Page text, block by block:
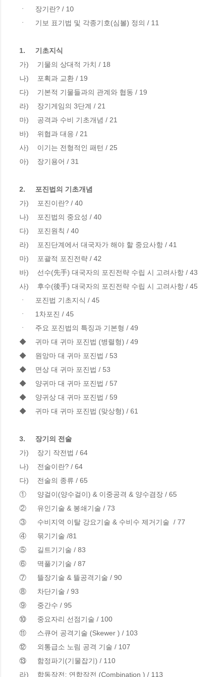
ㆍ	장기란? / 10
ㆍ	기보 표기법 및 각종기호(심볼) 정의 / 11
1.	기초지식
가)	 기물의 상대적 가치 / 18
나)	 포획과 교환 / 19
다)	 기본적 기물들과의 관계와 협동 / 19
라)	 장기게임의 3단계 / 21
마)	 공격과 수비 기초개념 / 21
바)	 위협과 대응 / 21
사)	 이기는 전형적인 패턴 / 25
아)	 장기용어 / 31
2.	포진법의 기초개념
가)	 포진이란? / 40
나)	 포진법의 중요성 / 40
다)	 포진원칙 / 40
라)	 포진단계에서 대국자가 해야 할 중요사항 / 41
마)	 포괄적 포진전략 / 42
바)	 선수(先手) 대국자의 포진전략 수립 시 고려사항 / 43
사)	 후수(後手) 대국자의 포진전략 수립 시 고려사항 / 45
ㆍ	포진법 기초지식 / 45
ㆍ	1차포진 / 45
ㆍ	주요 포진법의 특징과 기본형 / 49
◆	귀마 대 귀마 포진법 (병렬형) / 49
◆	원앙마 대 귀마 포진법 / 53
◆	면상 대 귀마 포진법 / 53
◆	양귀마 대 귀마 포진법 / 57
◆	양귀상 대 귀마 포진법 / 59
◆	귀마 대 귀마 포진법 (맞상형) / 61
3.	장기의 전술
가)	 장기 작전법 / 64
나)	 전술이란? / 64
다)	 전술의 종류 / 65
①	 양걸이(양수걸이) & 이중공격 & 양수겸장 / 65
②	 유인기술 & 봉쇄기술 / 73
③	 수비지역 이탈 강요기술 & 수비수 제거기술  / 77
④	 묶기기술 /81
⑤	 길트기기술 / 83
⑥	 멱풀기기술 / 87
⑦	 뜰장기술 & 뜰공격기술 / 90
⑧	 차단기술 / 93
⑨	 중간수 / 95
⑩	 중요자리 선점기술 / 100
⑪	 스큐어 공격기술 (Skewer ) / 103
⑫	 외통급소 노림 공격 기술 / 107
⑬	 함정파기(기물잡기) / 110
라)	 합동작전: 연합작전 (Combination ) / 113